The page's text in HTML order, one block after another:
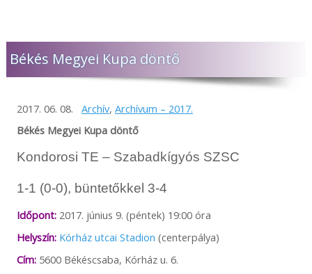
Békés Megyei Kupa döntő
2017. 06. 08. Archív, Archívum – 2017.
Békés Megyei Kupa döntő
Kondorosi TE – Szabadkígyós SZSC
1-1 (0-0), büntetőkkel 3-4
Időpont:2017. június 9. (péntek) 19:00 óra
Helyszín: Kórház utcai Stadion (centerpálya)
Cím:5600 Békéscsaba, Kórház u. 6.